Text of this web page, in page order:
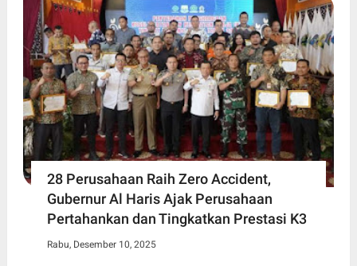
28 Perusahaan Raih Zero Accident,
Gubernur Al Haris Ajak Perusahaan
Pertahankan dan Tingkatkan Prestasi K3
Rabu, Desember 10, 2025